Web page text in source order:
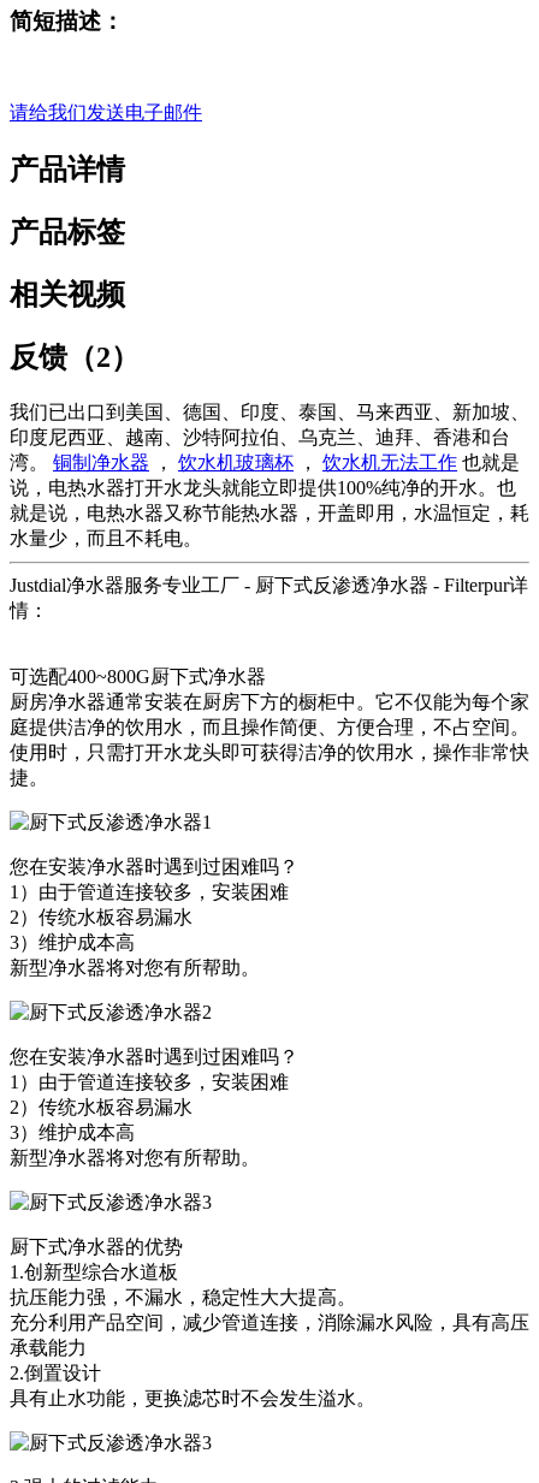
简短描述：
请给我们发送电子邮件
产品详情
产品标签
相关视频
反馈（2）
我们已出口到美国、德国、印度、泰国、马来西亚、新加坡、
印度尼西亚、越南、沙特阿拉伯、乌克兰、迪拜、香港和台
湾。 铜制净水器 ， 饮水机玻璃杯 ， 饮水机无法工作 也就是
说，电热水器打开水龙头就能立即提供100%纯净的开水。也
就是说，电热水器又称节能热水器，开盖即用，水温恒定，耗
水量少，而且不耗电。
Justdial净水器服务专业工厂 - 厨下式反渗透净水器 - Filterpur详
情：
可选配400~800G厨下式净水器
厨房净水器通常安装在厨房下方的橱柜中。它不仅能为每个家
庭提供洁净的饮用水，而且操作简便、方便合理，不占空间。
使用时，只需打开水龙头即可获得洁净的饮用水，操作非常快
捷。
您在安装净水器时遇到过困难吗？
1）由于管道连接较多，安装困难
2）传统水板容易漏水
3）维护成本高
新型净水器将对您有所帮助。
您在安装净水器时遇到过困难吗？
1）由于管道连接较多，安装困难
2）传统水板容易漏水
3）维护成本高
新型净水器将对您有所帮助。
厨下式净水器的优势
1.创新型综合水道板
抗压能力强，不漏水，稳定性大大提高。
充分利用产品空间，减少管道连接，消除漏水风险，具有高压
承载能力
2.倒置设计
具有止水功能，更换滤芯时不会发生溢水。